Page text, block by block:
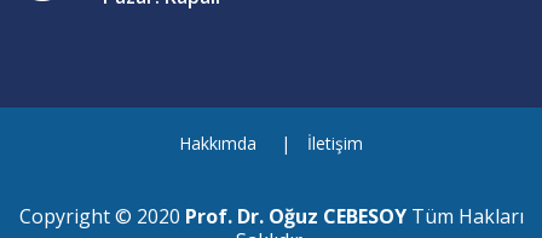
Hakkımda İletişim
Copyright © 2020 Prof. Dr. Oğuz CEBESOY Tüm Hakları